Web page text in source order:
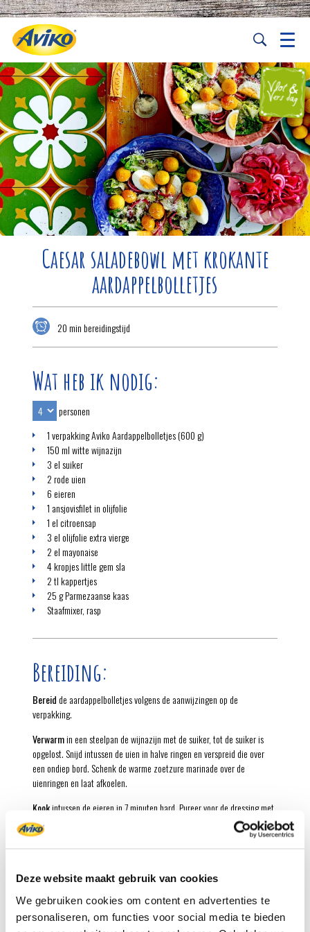
Deze website maakt gebruik van cookies
We gebruiken cookies om content en advertenties te
personaliseren, om functies voor social media te bieden
Caesar saladebowl met krokante
aardappelbolletjes
20 min bereidingstijd
Wat heb ik nodig:
personen
1 verpakking Aviko Aardappelbolletjes (600 g)
150 ml witte wijnazijn
3 el suiker
2 rode uien
6 eieren
1 ansjovisfilet in olijfolie
1 el citroensap
3 el olijfolie extra vierge
2 el mayonaise
4 kropjes little gem sla
2 tl kappertjes
25 g Parmezaanse kaas
Staafmixer, rasp
Bereiding:
Bereidde aardappelbolletjes volgens de aanwijzingen op de
verpakking.
Verwarmin een steelpan de wijnazijn met de suiker, tot de suiker is
opgelost. Snijd intussen de uien in halve ringen en verspreid die over
een ondiep bord. Schenk de warme zoetzure marinade over de
uienringen en laat afkoelen.
Kookintussen de eieren in 7 minuten hard. Pureer voor de dressing met
de staafmixer de ansjovisfilet met het citroensap, de olijfolie en de
mayonaise. Breng op smaak met peper.
aan met de dressing.
Verdeelde salade over 4 kommen. Verdeel er ook de zoetzure
uienringen, de partjes ei en de kappertjes over.